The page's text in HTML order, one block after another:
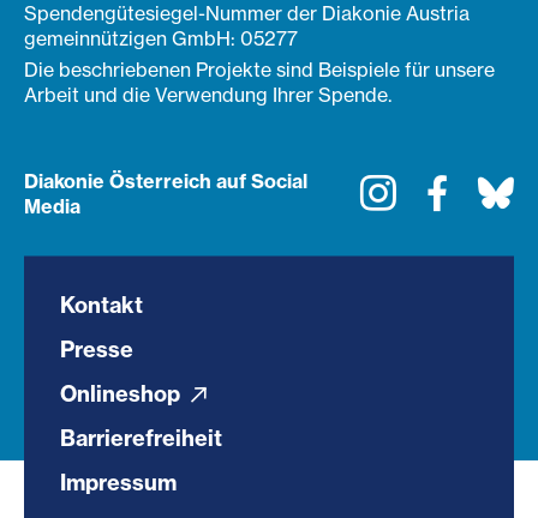
Spendengütesiegel-Nummer der Diakonie Austria
gemeinnützigen GmbH: 05277
Die beschriebenen Projekte sind Beispiele für unsere
Arbeit und die Verwendung Ihrer Spende.
Diakonie Österreich auf Social
Media
Instagram
Kontakt
Presse
Onlineshop
Barrierefreiheit
Impressum